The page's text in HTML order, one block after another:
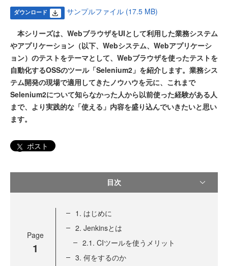
ダウンロード サンプルファイル (17.5 MB)
本シリーズは、WebブラウザをUIとして利用した業務システム
やアプリケーション（以下、Webシステム、Webアプリケーシ
ョン）のテストをテーマとして、Webブラウザを使ったテストを
自動化するOSSのツール「Selenium2」を紹介します。業務シス
テム開発の現場で適用してきたノウハウを元に、これまで
Selenium2について知らなかった人から以前使った経験がある人
まで、より実践的な「使える」内容を盛り込んでいきたいと思い
ます。
ポスト
目次
Page
1
1. はじめに
2. Jenkinsとは
2.1. CIツールを使うメリット
3. 何をするのか